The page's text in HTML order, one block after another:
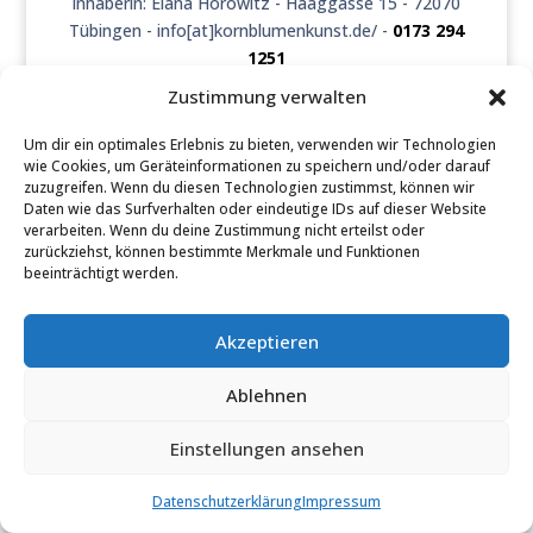
Zustimmung verwalten
Um dir ein optimales Erlebnis zu bieten, verwenden wir Technologien
wie Cookies, um Geräteinformationen zu speichern und/oder darauf
zuzugreifen. Wenn du diesen Technologien zustimmst, können wir
Daten wie das Surfverhalten oder eindeutige IDs auf dieser Website
verarbeiten. Wenn du deine Zustimmung nicht erteilst oder
zurückziehst, können bestimmte Merkmale und Funktionen
beeinträchtigt werden.
Akzeptieren
Ablehnen
Einstellungen ansehen
DatenschutzerklärungImpressum
Tübingen - info[at]kornblumenkunst.de/ - 0173 294
1251
Öffnungszeiten:
Samstag: 11:00 - 16:00 Uhr
Montag und Sonntag nach Vereinbarung
(Mittwoch geschlossen)